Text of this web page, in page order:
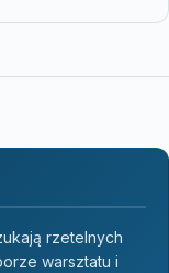
rzetelnych
warsztatu i